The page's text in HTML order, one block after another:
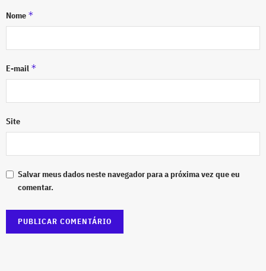
Nome *
E-mail *
Site
Salvar meus dados neste navegador para a próxima vez que eu
comentar.